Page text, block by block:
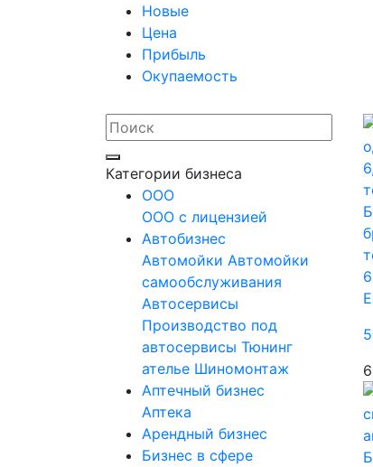
Новые
Цена
Прибыль
Окупаемость
Категории бизнеса
OOO
ООО с лицензией
Автобизнес
Автомойки Автомойки
самообслуживания
Автосервисы
Производство под
автосервисы Тюнинг
ателье Шиномонтаж
Аптечный бизнес
Аптека
Арендный бизнес
Бизнес в сфере